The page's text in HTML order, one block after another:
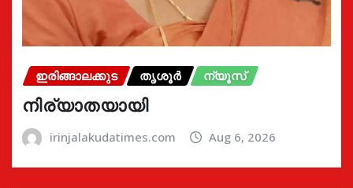
ഇരിങ്ങാലക്കുട തൃശൂർ ന്യൂസ്
നിര്യാതയായി
irinjalakudatimes.com Aug 6, 2026